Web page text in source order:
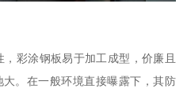
彩涂钢板易于加工成型，价廉且
。在一般环境直接曝露下，其防